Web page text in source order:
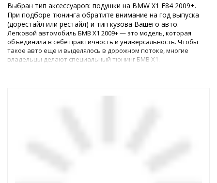
Выбран тип аксессуаров: подушки на BMW X1 E84 2009+.
При подборе тюнинга обратите внимание на год выпуска
(дорестайл или рестайл) и тип кузова Вашего авто.
Легковой автомобиль БМВ Х1 2009+ — это модель, которая
объединила в себе практичность и универсальность. Чтобы
такое авто еще и выделялось в дорожном потоке, многие
владельцы делают специальный тюнинг БМВ Х1.